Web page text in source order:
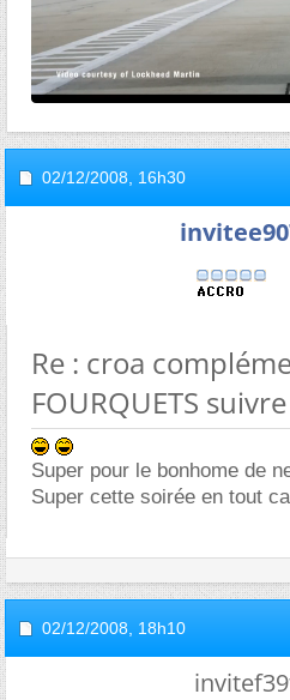
02/12/2008, 16h30
Re : croa
FOURQUETS
Super pour le bonhome de
Super cette soirée en tout
02/12/2008, 18h10